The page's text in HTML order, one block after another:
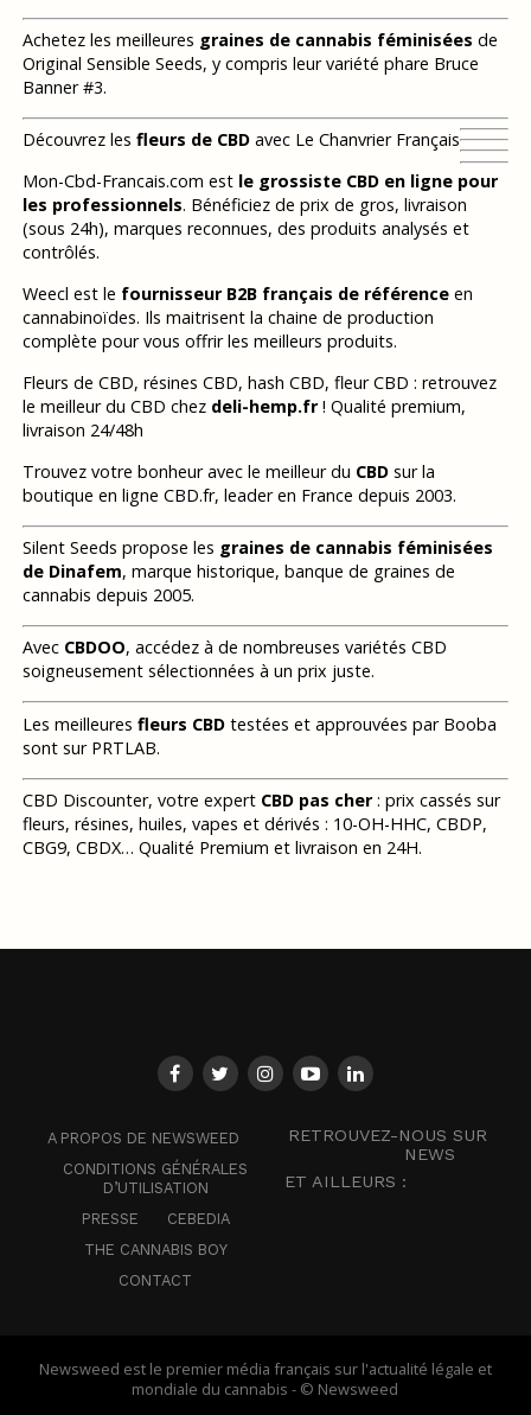
Achetez les meilleures graines de cannabis féminisées de
Original Sensible Seeds, y compris leur variété phare Bruce
Banner #3.
Découvrez les fleurs de CBDavec Le Chanvrier Français
Mon-Cbd-Francais.com est le grossiste CBD en ligne pour
les professionnels. Bénéficiez de prix de gros, livraison
(sous 24h), marques reconnues, des produits analysés et
contrôlés.
Weecl est le fournisseur B2B français de référenceen
cannabinoïdes. Ils maitrisent la chaine de production
complète pour vous offrir les meilleurs produits.
Fleurs de CBD, résines CBD, hash CBD, fleur CBD : retrouvez
le meilleur du CBD chez deli-hemp.fr! Qualité premium,
livraison 24/48h
Trouvez votre bonheur avec le meilleur du CBDsur la
boutique en ligne CBD.fr, leader en France depuis 2003.
Silent Seeds propose les graines de cannabis féminisées
de Dinafem, marque historique, banque de graines de
cannabis depuis 2005.
Avec CBDOO, accédez à de nombreuses variétés CBD
soigneusement sélectionnées à un prix juste.
Les meilleures fleurs CBDtestées et approuvées par Booba
sont sur PRTLAB.
CBD Discounter, votre expert CBD pas cher: prix cassés sur
fleurs, résines, huiles, vapes et dérivés : 10-OH-HHC, CBDP,
CBG9, CBDX… Qualité Premium et livraison en 24H.
A PROPOS DE NEWSWEED
CONDITIONS GÉNÉRALES
D’UTILISATION
PRESSE
CEBEDIA
THE CANNABIS BOY
CONTACT
RETROUVEZ-NOUS SUR
NEWS
ET AILLEURS :
Newsweed est le premier média français sur l'actualité légale et
mondiale du cannabis - © Newsweed